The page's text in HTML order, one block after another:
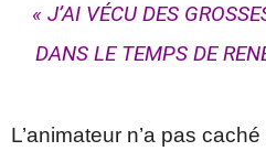
« J’AI VÉCU DES
DANS LE TEMPS DE
L’animateur n’a pas